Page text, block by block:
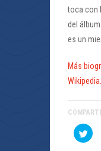
toca con
del
es un
Más
Wikipedia.
Haz
clic